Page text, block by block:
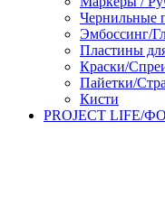
Чернильные
Эмбоссинг/
Пластины
Краски/
Пайетки/
Кисти
PROJECT